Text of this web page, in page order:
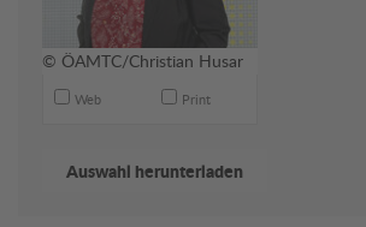
© ÖAMTC/Christian Husar
Web Print